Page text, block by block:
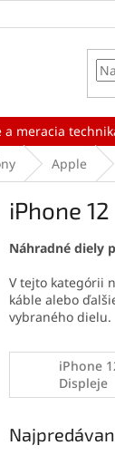
a meracia
Apple
iPhone 12
Náhradné diely
V tejto kategórii
káble alebo
vybraného dielu.
iPhone
Displeje